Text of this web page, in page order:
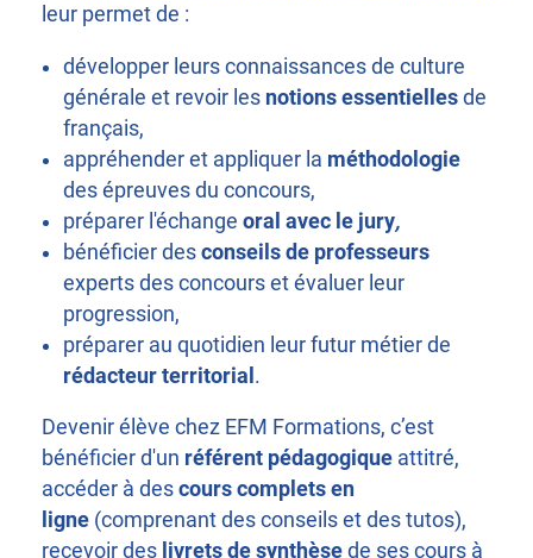
leur permet de :
développer leurs connaissances de culture
générale et revoir les notions essentiellesde
français,
appréhender et appliquer la méthodologie
des épreuves du concours,
préparer l'échange oral avec le jury,
bénéficier des conseils de professeurs
experts des concours et évaluer leur
progression,
préparer au quotidien leur futur métier de
rédacteur territorial .
Devenir élève chez EFM Formations, c’est
bénéficier d'un référent pédagogique attitré,
accéder à des cours complets en
ligne (comprenant des conseils et des tutos),
recevoir des livrets de synthèse de ses cours à